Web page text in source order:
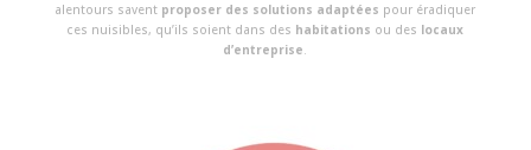
alentours savent proposer des solutions adaptées pour éradiquer
ces nuisibles, qu’ils soient dans des habitations ou des locaux
d’entreprise.